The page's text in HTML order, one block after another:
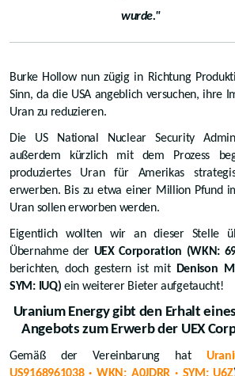
wurde."
Burke Hollow nun zügig in Richtung
Sinn, da die USA angeblich versuchen, ihre
Uran zu reduzieren.
Die US National Nuclear Security
außerdem kürzlich mit dem Prozess
produziertes Uran für Amerikas
erwerben. Bis zu etwa einer Million Pfund
Uran sollen erworben werden.
Eigentlich wollten wir an dieser Stelle
Übernahme der UEX Corporation (WKN:
berichten, doch gestern ist mit
Denison
SYM: IUQ) ein weiterer Bieter aufgetaucht!
Uranium Energy gibt den Erhalt
Angebots zum Erwerb der UEX
Gemäß der Vereinbarung hat